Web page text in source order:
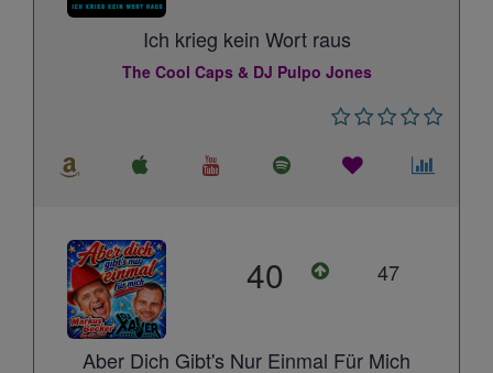
Ich krieg kein Wort raus
The Cool Caps & DJ Pulpo Jones
40 47
Aber Dich Gibt's Nur Einmal Für Mich